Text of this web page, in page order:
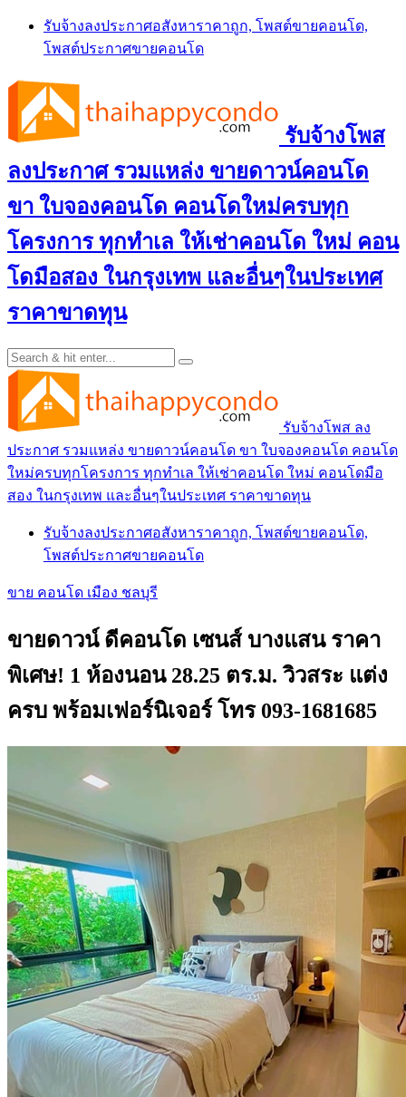
Skip
content
รับจ้างลงประกาศอสังหาราคาถูก, โพสต์ขายคอนโด,
โพสต์ประกาศขายคอนโด
รับจ้างโพส
ลงประกาศ รวมแหล่ง ขายดาวน์คอนโด
ขา ใบจองคอนโด คอนโดใหม่ครบทุก
โครงการ ทุกทำเล ให้เช่าคอนโด ใหม่ คอน
โดมือสอง ในกรุงเทพ และอื่นๆในประเทศ
ราคาขาดทุน
รับจ้างโพส ลง
ประกาศ รวมแหล่ง ขายดาวน์คอนโด ขา ใบจองคอนโด คอนโด
ใหม่ครบทุกโครงการ ทุกทำเล ให้เช่าคอนโด ใหม่ คอนโดมือ
สอง ในกรุงเทพ และอื่นๆในประเทศ ราคาขาดทุน
รับจ้างลงประกาศอสังหาราคาถูก, โพสต์ขายคอนโด,
โพสต์ประกาศขายคอนโด
ขาย คอนโด เมือง ชลบุรี
ขายดาวน์ ดีคอนโด เซนส์ บางแสน ราคา
พิเศษ! 1 ห้องนอน 28.25 ตร.ม. วิวสระ แต่ง
ครบ พร้อมเฟอร์นิเจอร์ โทร 093-1681685